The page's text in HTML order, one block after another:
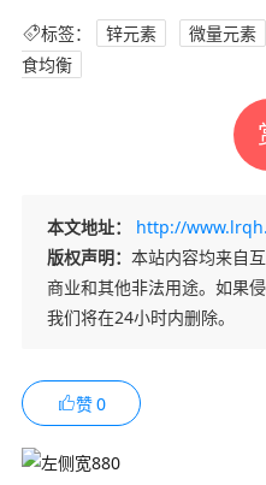
标签： 锌元素 微量元素
食均衡
本文地址：
http://
版权声明： 本站内容均来自
商业和其他非法用途。如果
我们将在24小时内删除。
赞0